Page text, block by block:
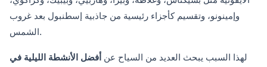
وإمينونو، وتقسيم كأجزاء رئيسية من جاذبية إسطنبول بعد غروب
الشمس.
لهذا السبب يبحث العديد من السياح عن أفضل الأنشطة الليلية في